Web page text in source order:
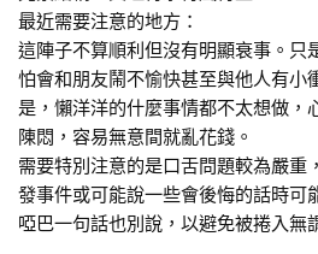
最近需要注意的地方：
這陣子不算順利但沒有明顯衰事。只
怕會和朋友鬧不愉快甚至與他人有小
是，懶洋洋的什麼事情都不太想做，
陳悶，容易無意間就亂花錢。
需要特別注意的是口舌問題較為嚴重
發事件或可能說一些會後悔的話時可
啞巴一句話也別說，以避免被捲入無